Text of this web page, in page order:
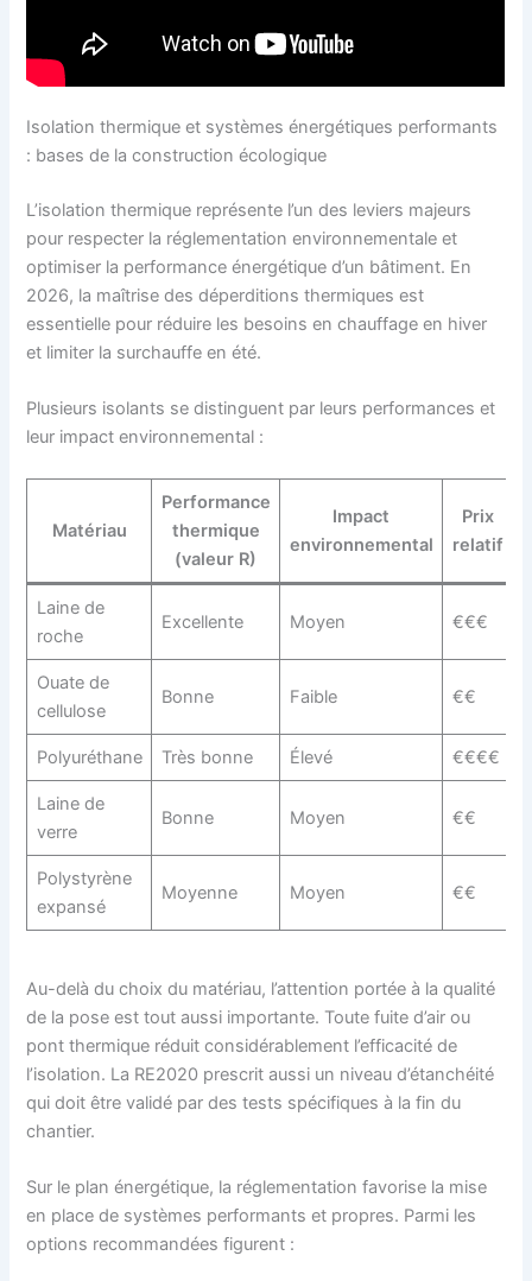
Isolation thermique et systèmes énergétiques performants
: bases de la construction écologique
L’isolation thermique représente l’un des leviers majeurs
pour respecter la réglementation environnementale et
optimiser la performance énergétique d’un bâtiment. En
2026, la maîtrise des déperditions thermiques est
essentielle pour réduire les besoins en chauffage en hiver
et limiter la surchauffe en été.
Plusieurs isolants se distinguent par leurs performances et
leur impact environnemental :
Matériau
Performance
thermique
(valeur R)
Impact
environnemental
Prix
relatif
Laine de
roche
Excellente Moyen €€€
Ouate de
cellulose
Bonne Faible €€
Polyuréthane Très bonne Élevé €€€€
Laine de
verre
Bonne Moyen €€
Polystyrène
expansé
Moyenne Moyen €€
Au-delà du choix du matériau, l’attention portée à la qualité
de la pose est tout aussi importante. Toute fuite d’air ou
pont thermique réduit considérablement l’efficacité de
l’isolation. La RE2020 prescrit aussi un niveau d’étanchéité
qui doit être validé par des tests spécifiques à la fin du
chantier.
Sur le plan énergétique, la réglementation favorise la mise
en place de systèmes performants et propres. Parmi les
options recommandées figurent :